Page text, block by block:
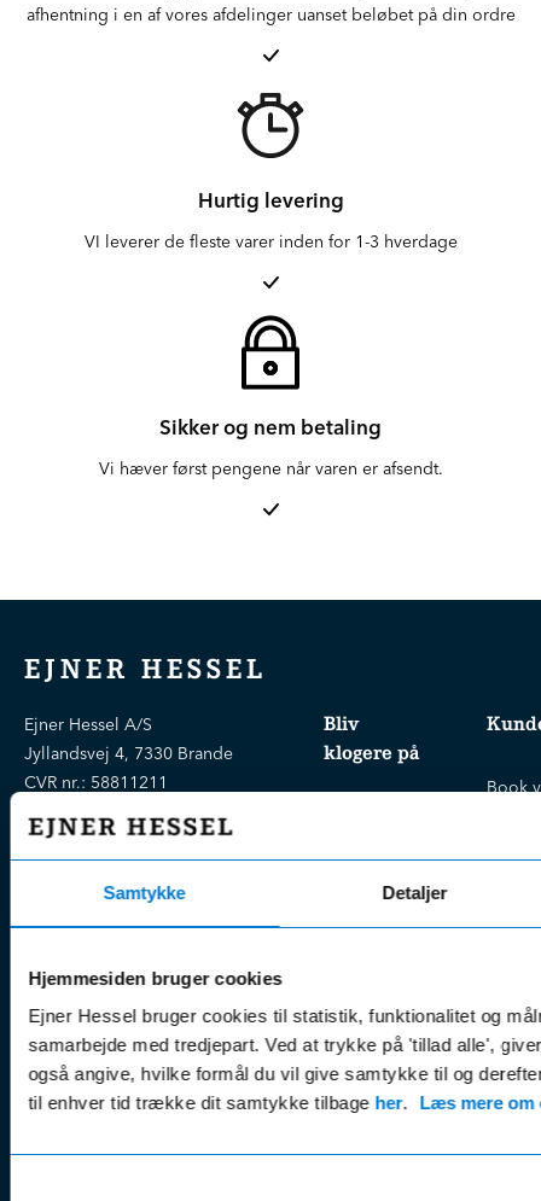
Samtykke Detaljer
Hjemmesiden bruger cookies
Ejner Hessel bruger cookies til statistik, funktionalitet og
samarbejde med tredjepart. Ved at trykke på 'tillad alle',
også angive, hvilke formål du vil give samtykke til og
til enhver tid trække dit samtykke tilbage her. Læs mere om
afhentning i en af vores afdelinger uanset beløbet på din ordre
Hurtig levering
VI leverer de fleste varer inden for 1-3 hverdage
Sikker og nem betaling
Vi hæver først pengene når varen er afsendt.
EJNER HESSEL
Ejner Hessel A/S
Jyllandsvej 4, 7330 Brande
CVR nr.: 58811211
E-mail:info@hessel.dk
Åbningstider
Sikker betaling
Bliv
klogere på
Fordels- &
Kampagner
& nyheder
Leasing &
finansiering
Tilmeld dig
Book